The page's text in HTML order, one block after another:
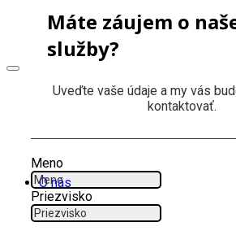
O nás
Máte záujem o
služby?
Uveďte vaše údaje a my vás
kontaktovať.
Meno
Priezvisko